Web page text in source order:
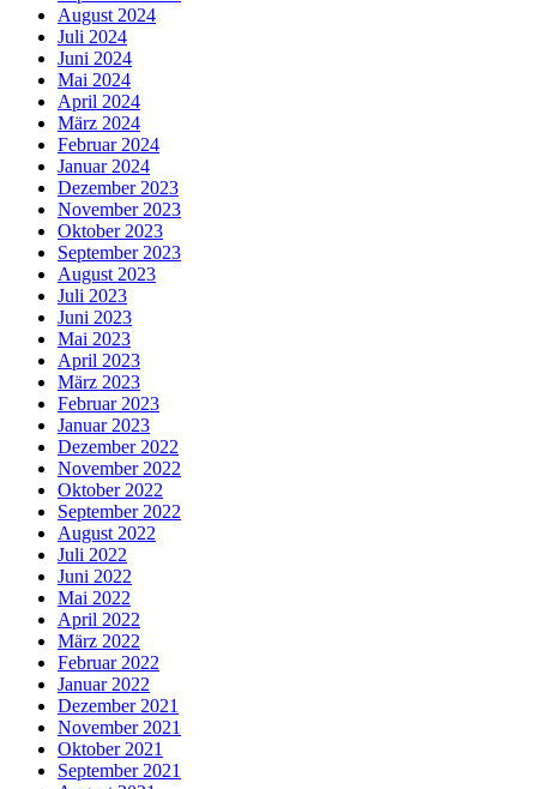
August 2024
Juli 2024
Juni 2024
Mai 2024
April 2024
März 2024
Februar 2024
Januar 2024
Dezember 2023
November 2023
Oktober 2023
September 2023
August 2023
Juli 2023
Juni 2023
Mai 2023
April 2023
März 2023
Februar 2023
Januar 2023
Dezember 2022
November 2022
Oktober 2022
September 2022
August 2022
Juli 2022
Juni 2022
Mai 2022
April 2022
März 2022
Februar 2022
Januar 2022
Dezember 2021
November 2021
Oktober 2021
September 2021